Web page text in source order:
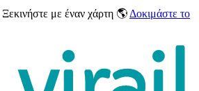
Ξεκινήστε με έναν χάρτη 🌎 Δοκιμάστε το